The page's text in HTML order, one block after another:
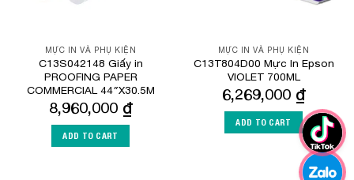
MỰC IN VÀ PHỤ KIỆN
C13S042148 Giấy in
PROOFING PAPER
COMMERCIAL 44″X30.5M
8,960,000 ₫
ADD TO CART
MỰC IN VÀ PHỤ KIỆN
C13T804D00 Mực In Epson
VIOLET 700ML
6,269,000 ₫
ADD TO CART